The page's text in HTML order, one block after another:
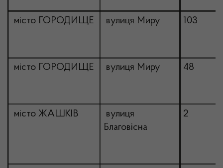
місто ГОРОДИЩЕ вулиця Миру 103
місто ГОРОДИЩЕ вулиця Миру 48
місто ЖАШКІВ
вулиця
Благовісна
2